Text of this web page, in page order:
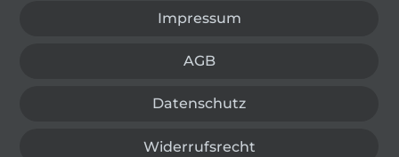
Impressum
AGB
Datenschutz
Widerrufsrecht